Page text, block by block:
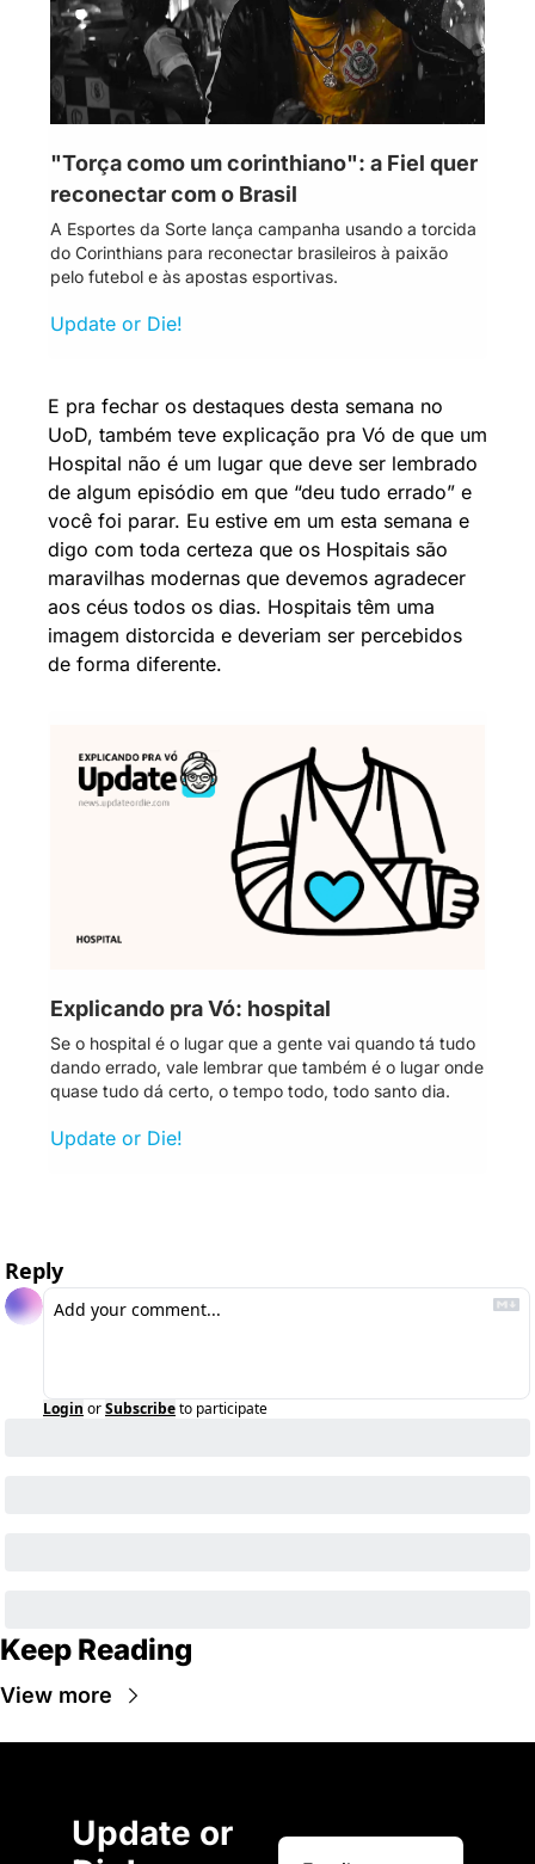
"Torça como um corinthiano": a Fiel quer
reconectar com o Brasil
A Esportes da Sorte lança campanha usando a torcida
do Corinthians para reconectar brasileiros à paixão
pelo futebol e às apostas esportivas.
Update or Die!
E pra fechar os destaques desta semana no
UoD, também teve explicação pra Vó de que um
Hospital não é um lugar que deve ser lembrado
de algum episódio em que “deu tudo errado” e
você foi parar. Eu estive em um esta semana e
digo com toda certeza que os Hospitais são
maravilhas modernas que devemos agradecer
aos céus todos os dias. Hospitais têm uma
imagem distorcida e deveriam ser percebidos
de forma diferente.
Explicando pra Vó: hospital
Se o hospital é o lugar que a gente vai quando tá tudo
dando errado, vale lembrar que também é o lugar onde
quase tudo dá certo, o tempo todo, todo santo dia.
Update or Die!
Reply
Login orSubscribeto participate
Keep Reading
View more
Update or